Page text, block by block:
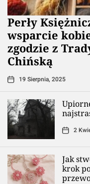
Perły
wsparcie
zgodzie z
Chińską
19 Sierpnia, 2025
2
Jak
krok